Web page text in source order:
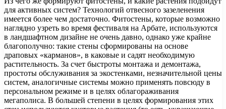
для активных систем? Технологий отвесного зазеленения
имеется более чем достаточно. Фитостены, которые возможно
наглядно узреть во время фестиваля на Арбате, используются
в ландшафтном дизайне не очень давно, однако уже крайне
благополучно: такие стены сформированы на основе
драповых «карманов», в каковые и садят необходимую
растительность. За счет быстроты монтажа и демонтажа,
простоты обслуживания за экостенками, незначительной цены
систем, аналогичные системы можно применять повсюду в
персональном режиме и в целях облагораживания
мегаполиса. В большей степени в целях формирования этих